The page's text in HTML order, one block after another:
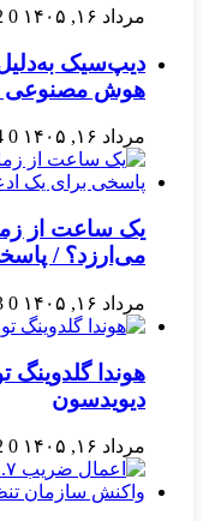
مرداد ۱۶, ۱۴۰۵ 0
هوش مصنوعی
مرداد ۱۶, ۱۴۰۵ 0
می‌ارزد؟ /
مرداد ۱۶, ۱۴۰۵ 0
هوندا گلدوینگ
دیویدسون
مرداد ۱۶, ۱۴۰۵ 0